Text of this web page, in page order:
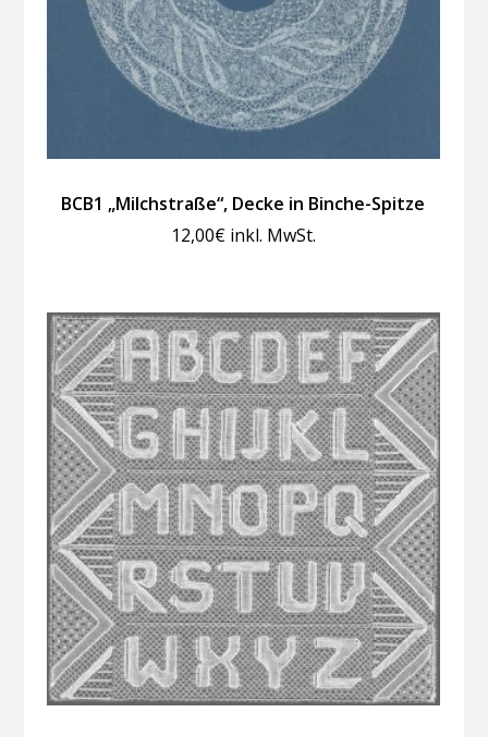
BCB1 „Milchstraße“, Decke in Binche-Spitze
12,00€ inkl. MwSt.